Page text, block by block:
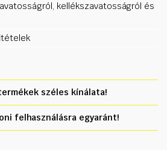
kellékszavatosságról és
széles kínálata!
felhasználásra egyaránt!